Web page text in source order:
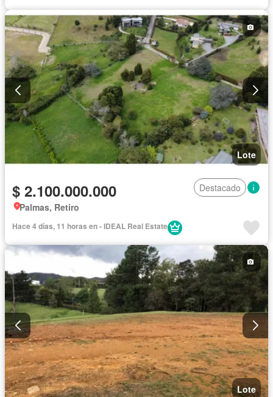
Lote
$ 2.100.000.000
Destacado
Palmas, Retiro
Hace 4 días, 11 horas en - IDEAL Real Estate
Lote